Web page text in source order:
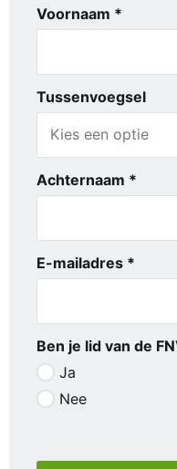
Voornaam *
Tussenvoegsel
Achternaam *
E-mailadres *
Ben je lid van de
Ja
Nee